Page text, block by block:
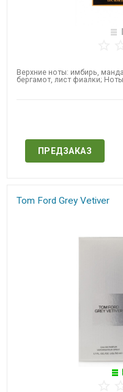
Верхние ноты: имбирь,
бергамот, лист фиалки; Ноты
ПРЕДЗАКАЗ
Tom Ford Grey Vetiver